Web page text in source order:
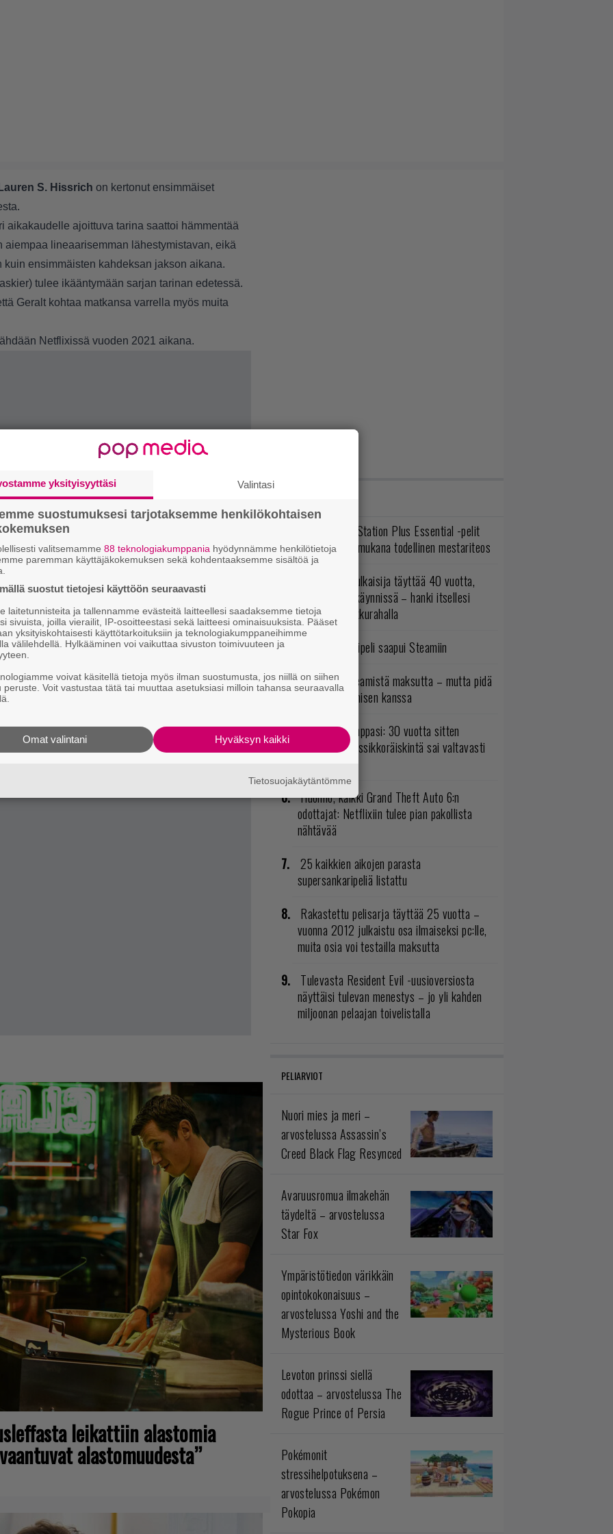
Lauren S. Hissrich on kertonut ensimmäiset
aikakaudelle ajoittuva tarina saattoi hämmentää
aiempaa lineaarisemman lähestymistavan, eikä
ensimmäisten kahdeksan jakson aikana.
tulee ikääntymään sarjan tarinan edetessä.
Geralt kohtaa matkansa varrella myös muita
Netflixissä vuoden 2021 aikana.
kahvitauolla puhutaan! Nappaa ajankohtaiset
tästä.
leikattiin alastomia
alastomuudesta”
Elokuun PlayStation Plus Essential -pelit
ilmestyivät – mukana todellinen mestariteos
Rakastettu julkaisija täyttää 40 vuotta,
valtavat alet käynnissä – hanki itsellesi
klassikoita pikkurahalla
Ubisoftin hittipeli saapui Steamiin
Loistopeli Steamistä maksutta – mutta pidä
kiirettä lataamisen kanssa
No johan pomppasi: 30 vuotta sitten
ilmestynyt klassikkoräiskintä sai valtavasti
Huomio, kaikki Grand Theft Auto 6:n
odottajat: Netflixiin tulee pian pakollista
nähtävää
25 kaikkien aikojen parasta
supersankaripeliä listattu
Rakastettu pelisarja täyttää 25 vuotta –
vuonna 2012 julkaistu osa ilmaiseksi pc:lle,
muita osia voi testailla maksutta
Tulevasta Resident Evil -uusioversiosta
näyttäisi tulevan menestys – jo yli kahden
miljoonan pelaajan toivelistalla
PELIARVIOT
Nuori mies ja meri –
arvostelussa Assassin’s
Creed Black Flag Resynced
Avaruusromua ilmakehän
täydeltä – arvostelussa
Star Fox
Ympäristötiedon värikkäin
opintokokonaisuus –
arvostelussa Yoshi and the
Mysterious Book
Levoton prinssi siellä
odottaa – arvostelussa The
Rogue Prince of Persia
Pokémonit
stressihelpotuksena –
arvostelussa Pokémon
Pokopia
yksityisyyttäsi Valintasi
suostumuksesi tarjotaksemme henkilökohtaisen
valitsemamme 88 teknologiakumppania hyödynnämme henkilötietoja
paremman käyttäjäkokemuksen sekä kohdentaaksemme sisältöä ja
suostut tietojesi käyttöön seuraavasti
laitetunnisteita ja tallennamme evästeitä laitteellesi saadaksemme tietoja
sivuista, joilla vierailit, IP-osoitteestasi sekä laitteesi ominaisuuksista. Pääset
yksityiskohtaisesti käyttötarkoituksiin ja teknologiakumppaneihimme
välilehdellä. Hylkääminen voi vaikuttaa sivuston toimivuuteen ja
voivat käsitellä tietoja myös ilman suostumusta, jos niillä on siihen
peruste. Voit vastustaa tätä tai muuttaa asetuksiasi milloin tahansa seuraavalla
Hyväksyn kaikki
Omat valintani
Tietosuojakäytäntömme